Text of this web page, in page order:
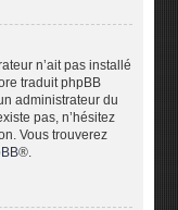
n’ait pas installé
traduit phpBB
administrateur du
pas, n’hésitez
Vous trouverez
®.